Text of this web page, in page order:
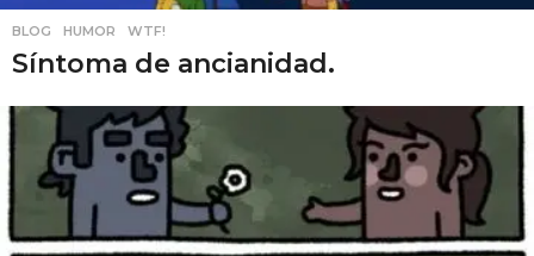
BLOG ,HUMOR ,WTF!
Síntoma de ancianidad.